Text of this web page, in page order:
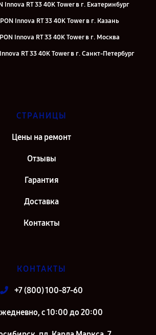
Innova RT 33 40K Tower в г. Екатеринбург
Innova RT 33 40K Tower в г. Казань
Innova RT 33 40K Tower в г. Москва
RT 33 40K Tower в г. Санкт-Петербург
СТРАНИЦЫ
Цены на ремонт
Отзывы
Гарантия
Доставка
Контакты
КОНТАКТЫ
+7 (800) 100-87-60
с 10:00 до 20:00